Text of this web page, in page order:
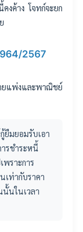
งค้าง โจทก์จะยก
2567
แพ่งและพาณิชย์
ยืมยอมรับเอา
รชำระหนี้
ราะการ
ท่ากับราคา
นในเวลา